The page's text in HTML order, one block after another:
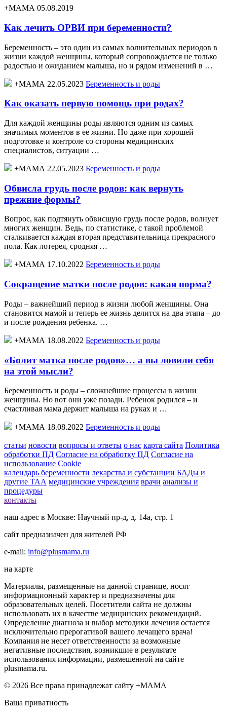
+МАМА 05.08.2019
Как лечить ОРВИ при беременности?
Беременность – это один из самых волнительных периодов в
жизни каждой женщины, который сопровождается не только
радостью и ожиданием малыша, но и рядом изменений в …
+МАМА 22.05.2023 Беременность и роды
Как оказать первую помощь при родах?
Для каждой женщины роды являются одним из самых
значимых моментов в ее жизни. Но даже при хорошей
подготовке и контроле со стороны медицинских
специалистов, ситуации …
+МАМА 22.05.2023 Беременность и роды
Обвисла грудь после родов: как вернуть
прежние формы?
Вопрос, как подтянуть обвисшую грудь после родов, волнует
многих женщин. Ведь, по статистике, с такой проблемой
сталкивается каждая вторая представительница прекрасного
пола. Как лотерея, сродняя …
+МАМА 17.10.2022 Беременность и роды
Сокращение матки после родов: какая норма?
Роды – важнейший период в жизни любой женщины. Она
становится мамой и теперь ее жизнь делится на два этапа – до
и после рождения ребенка. …
+МАМА 18.08.2022 Беременность и роды
«Болит матка после родов»… а вы ловили себя
на этой мысли?
Беременность и роды – сложнейшие процессы в жизни
женщины. Но вот они уже позади. Ребенок родился – и
счастливая мама держит малыша на руках и …
+МАМА 18.08.2022 Беременность и роды
статьи новости вопросы и ответы о нас карта сайта Политика
обработки ПД Согласие на обработку ПД Согласие на
использование Cookie
календарь беременности лекарства и субстанции БАДы и
другие ТАА медицинские учреждения врачи анализы и
процедуры
контакты
наш адрес в Москве: Научный пр-д, д. 14а, стр. 1
сайт предназначен для жителей РФ
e-mail: info@plusmama.ru
на карте
Материалы, размещенные на данной странице, носят
информационный характер и предназначены для
образовательных целей. Посетители сайта не должны
использовать их в качестве медицинских рекомендаций.
Определение диагноза и выбор методики лечения остается
исключительно прерогативой вашего лечащего врача!
Компания не несет ответственности за возможные
негативные последствия, возникшие в результате
использования информации, размешенной на сайте
plusmama.ru.
© 2026 Все права принадлежат сайту +МАМА
Ваша приватность